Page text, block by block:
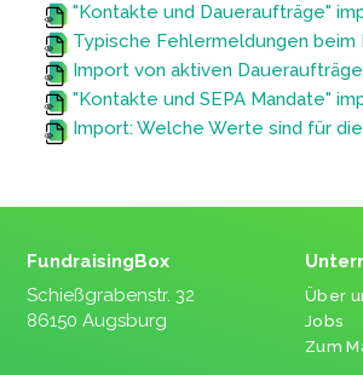
"Kontakte und Daueraufträge"
Typische Fehlermeldungen beim
"Kontakte und SEPA Mandate"
FundraisingBox
Schießgrabenstr. 32
86150 Augsburg
Über
Jobs
Zum